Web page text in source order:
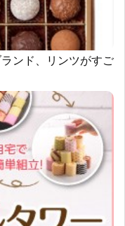
ンド、リンツがすご